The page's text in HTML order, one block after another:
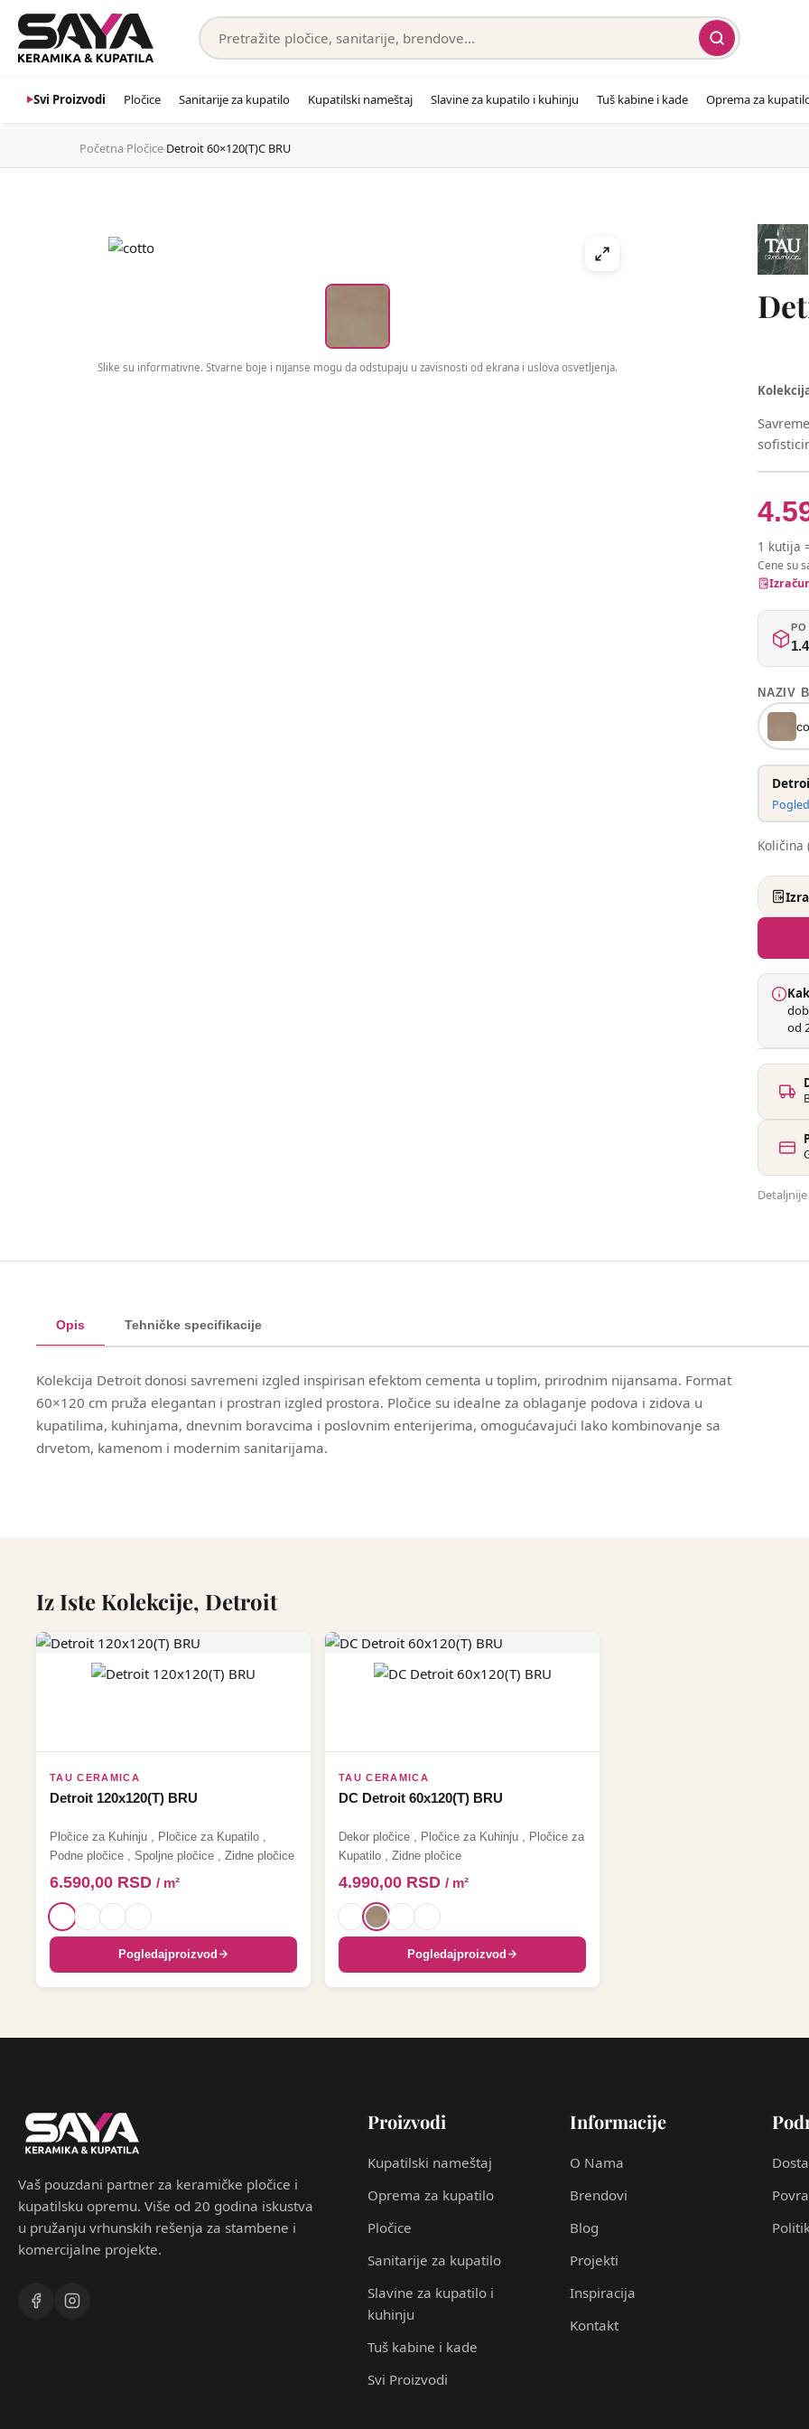
Svi Proizvodi Pločice Sanitarije za kupatilo Kupatilski nameštaj Slavine za kupatilo i kuhinju Tuš kabine i kade Oprema za
Početna›Pločice›Detroit 60×120(T)C BRU
Slike su informativne. Stvarne boje i nijanse mogu da odstupaju u zavisnosti od ekrana i uslova osvetljenja.
1 kutija
Cene su
PO
NAZIV
Količina
od
Opis Tehničke specifikacije
Kolekcija Detroit donosi savremeni izgled inspirisan efektom cementa u toplim, prirodnim nijansama. Format
60×120 cm pruža elegantan i prostran izgled prostora. Pločice su idealne za oblaganje podova i zidova u
kupatilima, kuhinjama, dnevnim boravcima i poslovnim enterijerima, omogućavajući lako kombinovanje sa
drvetom, kamenom i modernim sanitarijama.
Iz Iste Kolekcije, Detroit
TAU CERAMICA
Detroit 120x120(T) BRU
Pločice za Kuhinju Pločice za Kupatilo
Podne pločice
Spoljne pločice Zidne pločice
6.590,00 RSD / m²
Pogledajproizvod
TAU CERAMICA
DC Detroit 60x120(T) BRU
Dekor pločice Pločice za Kuhinju
Pločice za
Kupatilo
Zidne pločice
4.990,00 RSD / m²
Pogledajproizvod
Vaš pouzdani partner za keramičke pločice i
kupatilsku opremu. Više od 20 godina iskustva
u pružanju vrhunskih rešenja za stambene i
komercijalne projekte.
Proizvodi
Kupatilski nameštaj
Oprema za kupatilo
Pločice
Sanitarije za kupatilo
Slavine za kupatilo i
kuhinju
Tuš kabine i kade
Svi Proizvodi
Informacije
O Nama
Brendovi
Blog
Projekti
Inspiracija
Kontakt